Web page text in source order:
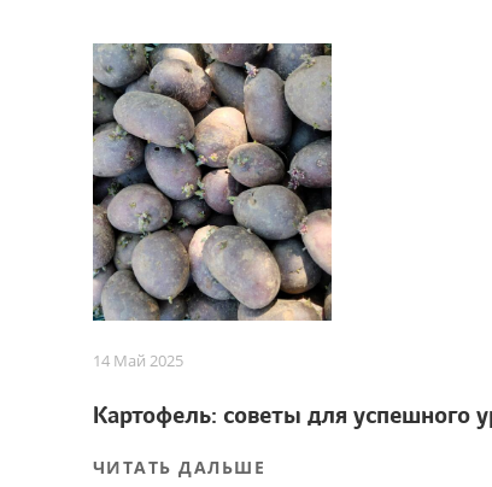
14 Май 2025
ЧИТАТЬ ДАЛЬШЕ